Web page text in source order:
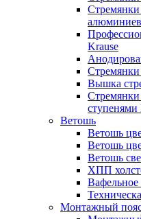
Стремянки
Krause
Стремянки
Вышка
ступенями
Ветошь
Ветошь
Ветошь
Ветошь
ХПП
Вафельное
Монтажный